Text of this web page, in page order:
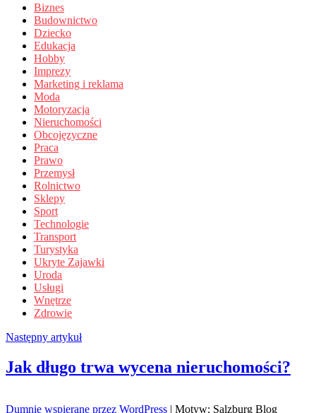
Biznes
Budownictwo
Dziecko
Edukacja
Hobby
Imprezy
Marketing i reklama
Moda
Motoryzacja
Nieruchomości
Obcojęzyczne
Praca
Prawo
Przemysł
Rolnictwo
Sklepy
Sport
Technologie
Transport
Turystyka
Ukryte Zajawki
Uroda
Usługi
Wnętrze
Zdrowie
Następny artykuł
Jak długo trwa wycena nieruchomości?
Dumnie wspierane przez WordPress | Motyw: Salzburg Blog